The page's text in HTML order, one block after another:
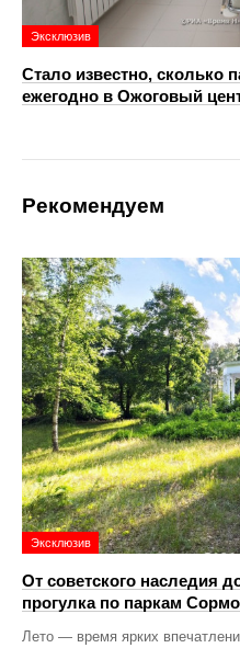
Эксклюзив
Стало известно, сколько
ежегодно в Ожоговый
Рекомендуем
Эксклюзив
От советского наследия
прогулка по паркам
Лето — время ярких